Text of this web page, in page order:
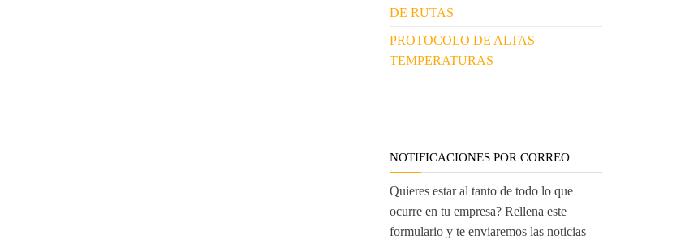
DE RUTAS
PROTOCOLO DE ALTAS
TEMPERATURAS
NOTIFICACIONES POR CORREO
Quieres estar al tanto de todo lo que
ocurre en tu empresa? Rellena este
formulario y te enviaremos las noticias